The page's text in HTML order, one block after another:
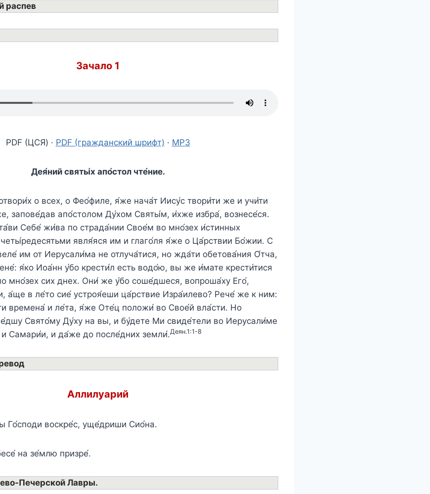
распев
Зачало 1
PDF (ЦСЯ) · PDF (гражданский шрифт) · MP3
Дея́ний святы́х апо́стол чте́ние.
о всех, о Фео́филе, я́же нача́т Иису́с твори́ти же и учи́ти
запове́дав апо́столом Ду́хом Святы́м, и́хже избра́, вознесе́ся.
Себе́ жи́ва по страда́нии Свое́м во мно́зех и́стинных
явля́яся им и глаго́ля я́же о Ца́рствии Бо́жии. С
им от Иерусали́ма не отлуча́тися, но жда́ти обетова́ния О́тча,
я́ко Иоа́нн у́бо крести́л есть водо́ю, вы же и́мате крести́тися
мно́зех сих днех. Они́ же у́бо соше́дшеся, вопроша́ху Его́,
а́ще в ле́то сие́ устроя́еши ца́рствие Изра́илево? Рече́ же к ним:
времена́ и ле́та, я́же Оте́ц положи́ во Свое́й вла́сти. Но
Свято́му Ду́ху на вы, и бу́дете Ми свиде́тели во Иерусали́ме
Самари́и, и да́же до после́дних земли́.Деян.1:1-8
Аллилуарий
ы Го́споди воскре́с, уще́дриши Сио́на.
на зе́млю призре́.
Печерской Лавры.